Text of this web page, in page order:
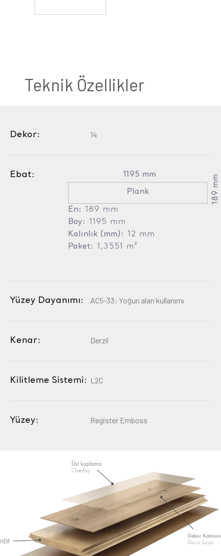
Teknik Özellikler
Dekor: 14
Ebat:
1195 mm
Plank
189 mm
En: 189 mm
Boy: 1195 mm
Kalınlık (mm): 12 mm
Paket: 1,3551 m²
Yüzey Dayanımı: AC5-33: Yoğun alan kullanımı
Kenar: Derzli
Kilitleme Sistemi: L2C
Yüzey: Register Emboss